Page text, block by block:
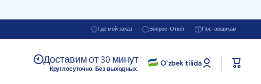
Где мой заказ Вопрос-Ответ Поставщикам
Доставим от 30 минут
Круглосуточно. Без выходных.
O`zbek tilida
Войти в
профиль
Корзина